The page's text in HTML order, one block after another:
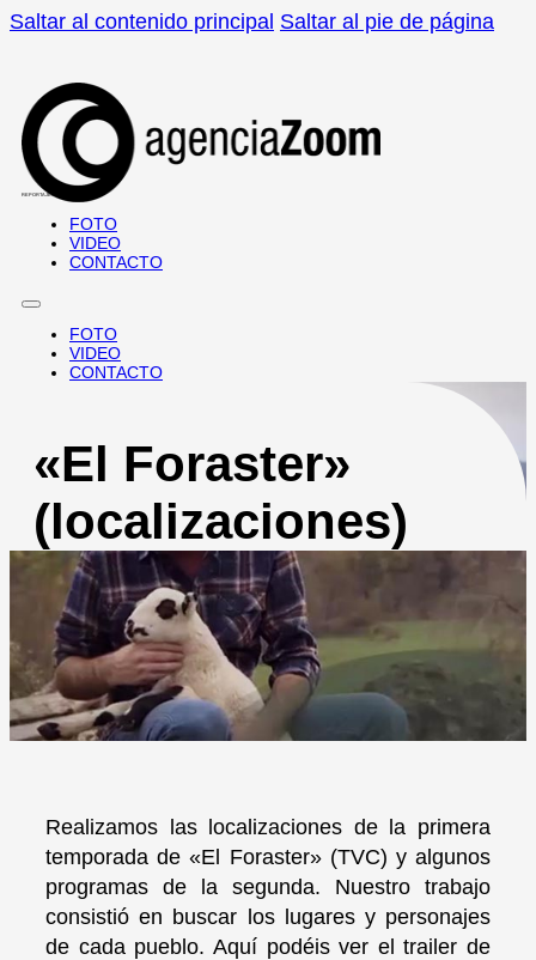
Saltar al contenido principal Saltar al pie de página
REPORTAJES · DOCUMENTALES
FOTO
VIDEO
CONTACTO
FOTO
VIDEO
CONTACTO
«El Foraster»
(localizaciones)
Realizamos las localizaciones de la primera
temporada de «El Foraster» (TVC) y algunos
programas de la segunda. Nuestro trabajo
consistió en buscar los lugares y personajes
de cada pueblo. Aquí podéis ver el trailer de